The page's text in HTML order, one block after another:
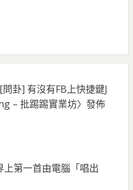
[問卦] 有沒有FB上快捷鍵J
– 批踢踢實業坊〉發佈
上第一首由電腦「唱出